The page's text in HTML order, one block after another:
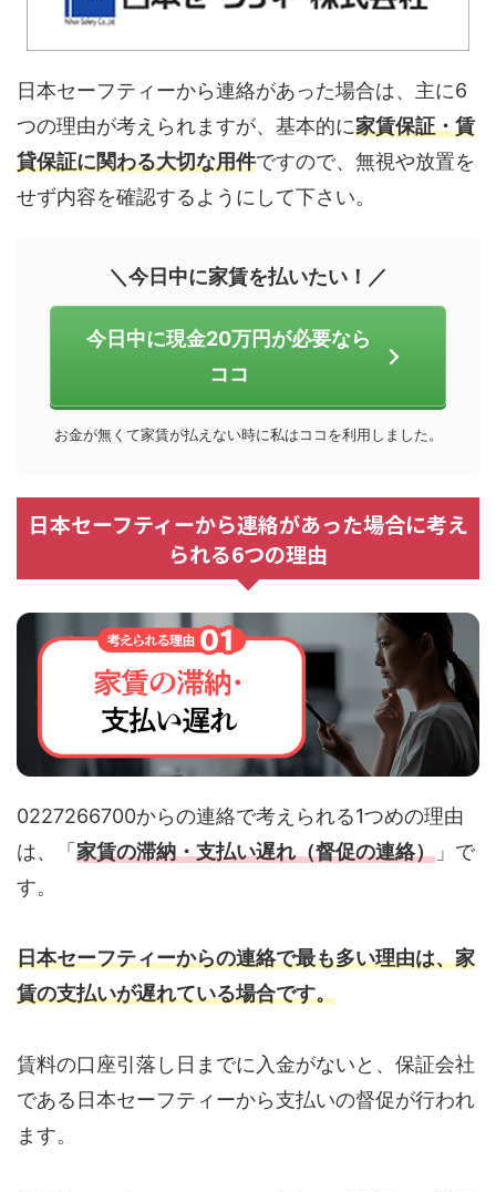
日本セーフティーから連絡があった場合は、主に6
つの理由が考えられますが、基本的に家賃保証・賃
貸保証に関わる大切な用件ですので、無視や放置を
せず内容を確認するようにして下さい。
＼今日中に家賃を払いたい！／
今日中に現金20万円が必要なら
ココ
お金が無くて家賃が払えない時に私はココを利用しました。
日本セーフティーから連絡があった場合に考え
られる6つの理由
0227266700からの連絡で考えられる1つめの理由
は、「 家賃の滞納・支払い遅れ（督促の連絡） 」で
す。
日本セーフティーからの連絡で最も多い理由は、家
賃の支払いが遅れている場合です。
賃料の口座引落し日までに入金がないと、保証会社
である日本セーフティーから支払いの督促が行われ
ます。